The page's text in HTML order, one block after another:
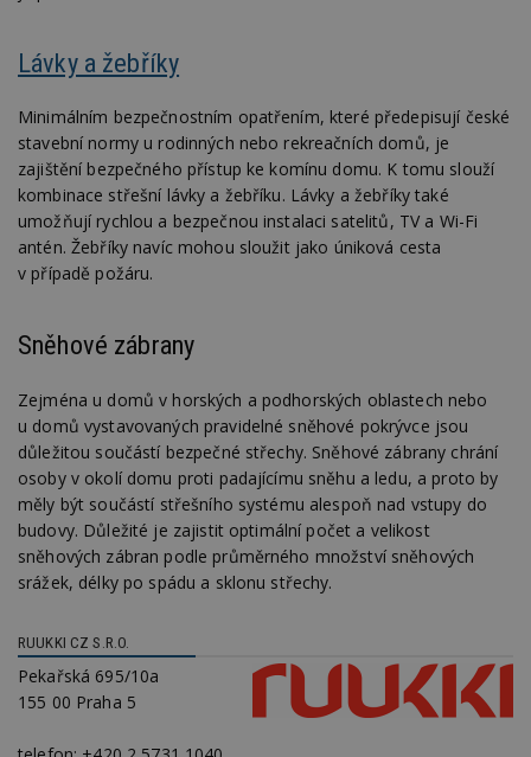
Lávky a žebříky
Minimálním bezpečnostním opatřením, které předepisují české
stavební normy u rodinných nebo rekreačních domů, je
zajištění bezpečného přístup ke komínu domu. K tomu slouží
kombinace střešní lávky a žebříku. Lávky a žebříky také
umožňují rychlou a bezpečnou instalaci satelitů, TV a Wi-Fi
antén. Žebříky navíc mohou sloužit jako úniková cesta
v případě požáru.
Sněhové zábrany
Zejména u domů v horských a podhorských oblastech nebo
u domů vystavovaných pravidelné sněhové pokrývce jsou
důležitou součástí bezpečné střechy. Sněhové zábrany chrání
osoby v okolí domu proti padajícímu sněhu a ledu, a proto by
měly být součástí střešního systému alespoň nad vstupy do
budovy. Důležité je zajistit optimální počet a velikost
sněhových zábran podle průměrného množství sněhových
srážek, délky po spádu a sklonu střechy.
RUUKKI CZ S.R.O.
Pekařská 695/10a
155 00 Praha 5